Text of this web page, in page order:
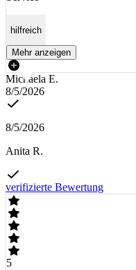
hilfreich
Mehr anzeigen
Michaela E.
8/5/2026
8/5/2026
Anita R.
verifizierte Bewertung
5